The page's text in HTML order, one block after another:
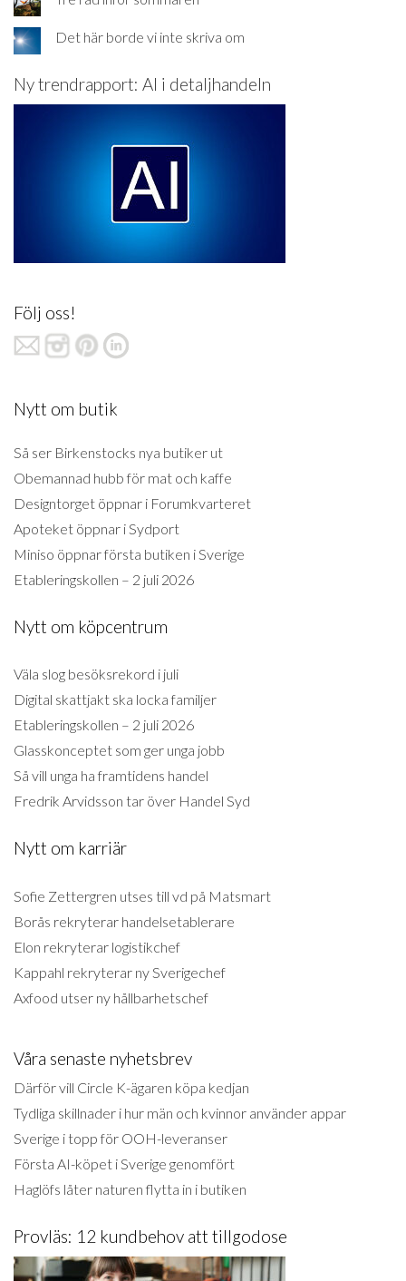
Det här borde vi inte skriva om
Ny trendrapport: AI i detaljhandeln
Följ oss!
Nytt om butik
Så ser Birkenstocks nya butiker ut
Obemannad hubb för mat och kaffe
Designtorget öppnar i Forumkvarteret
Apoteket öppnar i Sydport
Miniso öppnar första butiken i Sverige
Etableringskollen – 2 juli 2026
Nytt om köpcentrum
Väla slog besöksrekord i juli
Digital skattjakt ska locka familjer
Etableringskollen – 2 juli 2026
Glasskonceptet som ger unga jobb
Så vill unga ha framtidens handel
Fredrik Arvidsson tar över Handel Syd
Nytt om karriär
Sofie Zettergren utses till vd på Matsmart
Borås rekryterar handelsetablerare
Elon rekryterar logistikchef
Kappahl rekryterar ny Sverigechef
Axfood utser ny hållbarhetschef
Våra senaste nyhetsbrev
Därför vill Circle K-ägaren köpa kedjan
Tydliga skillnader i hur män och kvinnor använder appar
Sverige i topp för OOH-leveranser
Första AI-köpet i Sverige genomfört
Haglöfs låter naturen flytta in i butiken
Provläs: 12 kundbehov att tillgodose